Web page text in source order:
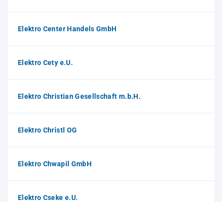
Elektro Center Handels GmbH
Elektro Cety e.U.
Elektro Christian Gesellschaft m.b.H.
Elektro Christl OG
Elektro Chwapil GmbH
Elektro Cseke e.U.